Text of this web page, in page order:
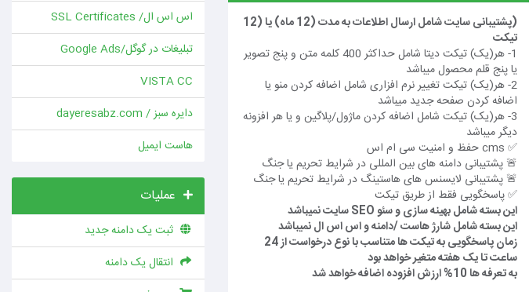
(پشتیبانی سایت شامل ارسال اطلاعات به مدت (12 ماه) یا (12
تیکت
1- هر(یک) تیکت دیتا شامل حداکثر 400 کلمه متن و پنج تصویر
یا پنج قلم محصول میباشد
2- هر(یک) تیکت تغییر نرم افزاری شامل اضافه کردن منو یا
اضافه کردن صفحه جدید میباشد
3- هر(یک) تیکت شامل اضافه کردن ماژول/پلاگین و یا هر افزونه
دیگر میباشد
✅ cms حفظ و امنیت سی ام اس
🚨 پشتیبانی دامنه های بین المللی در شرایط تحریم یا جنگ
🚨 پشتیبانی لایسنس های هاستینگ در شرایط تحریم یا جنگ
✅ پاسخگویی فقط از طریق تیکت
این بسته شامل بهینه سازی و سئو SEO سایت نمیباشد
این بسته شامل شارژ هاست /دامنه و اس اس ال نمیباشد
زمان پاسخگویی به تیکت ها متناسب با نوع درخواست از 24
ساعت تا یک هفته متغیر خواهد بود
به تعرفه ها 10% ارزش افزوده اضافه خواهد شد
اس اس ال/ SSL Certificates
تبلیغات در گوگل/Google Ads
VISTA CC
دایره سبز / dayeresabz.com
هاست ایمیل
عملیات
ثبت یک دامنه جدید
انتقال یک دامنه